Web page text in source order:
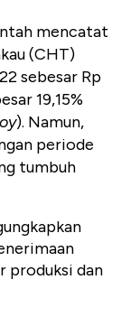
mencatat
(CHT)
sebesar Rp
19,15%
). Namun,
periode
tumbuh
produksi dan